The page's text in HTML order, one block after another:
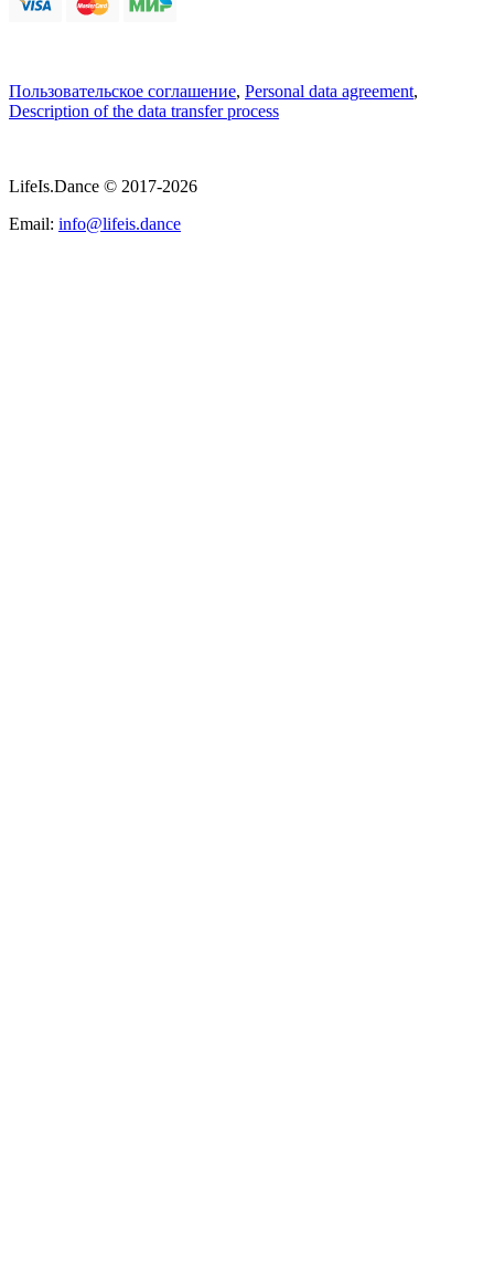
Пользовательское соглашение, Personal data agreement,
Description of the data transfer process
LifeIs.Dance © 2017-2026
Email: info@lifeis.dance